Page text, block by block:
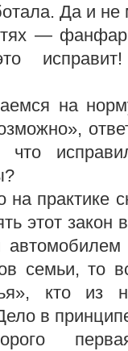
Да и не
—
на
что
практике
этот закон
семьи, то
кто
в